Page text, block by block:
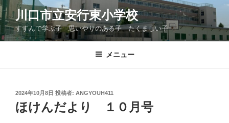
コ
ン
テ
ン
川口市立安行東小学校
すすんで学ぶ子 思いやりのある子 たくましい子
メニュー
投
稿
日:
2024年10月8日 投稿者: ANGYOUH411
ほけんだより １０月号